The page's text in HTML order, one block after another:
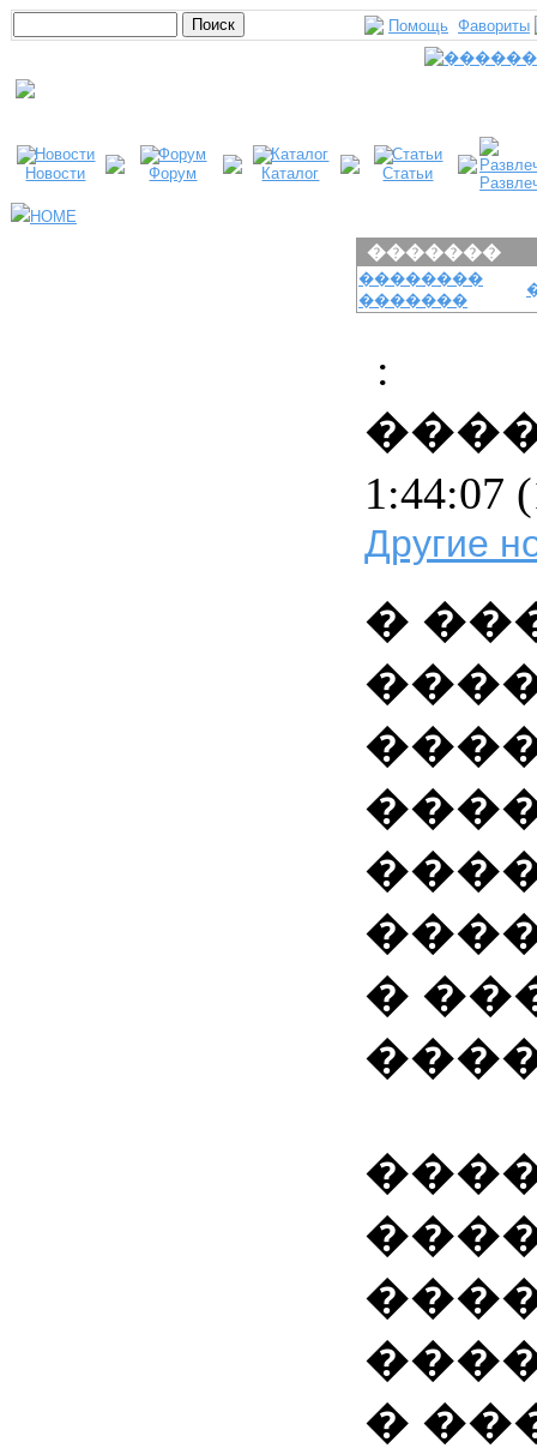
Помощь Фавориты
Новости Форум Каталог Статьи
HOME
�������
��������
�������
:
1:44:07 (
Другие
�
�
�